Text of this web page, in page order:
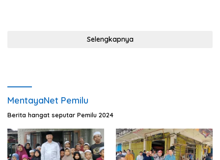
Selengkapnya
MentayaNet Pemilu
Berita hangat seputar Pemilu 2024